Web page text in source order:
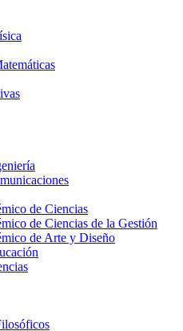
de Ciencias
de Ciencias de la Gestión
de Arte y Diseño